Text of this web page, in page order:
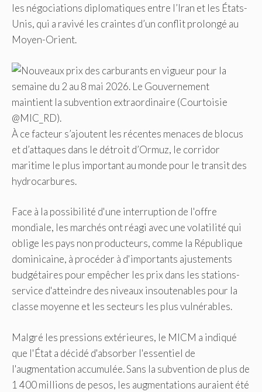
les négociations diplomatiques entre l’Iran et les États-
Unis, qui a ravivé les craintes d’un conflit prolongé au
Moyen-Orient.
À ce facteur s’ajoutent les récentes menaces de blocus
et d’attaques dans le détroit d’Ormuz, le corridor
maritime le plus important au monde pour le transit des
hydrocarbures.
Face à la possibilité d'une interruption de l'offre
mondiale, les marchés ont réagi avec une volatilité qui
oblige les pays non producteurs, comme la République
dominicaine, à procéder à d'importants ajustements
budgétaires pour empêcher les prix dans les stations-
service d'atteindre des niveaux insoutenables pour la
classe moyenne et les secteurs les plus vulnérables.
Malgré les pressions extérieures, le MICM a indiqué
que l'État a décidé d'absorber l'essentiel de
l'augmentation accumulée. Sans la subvention de plus de
1 400 millions de pesos, les augmentations auraient été